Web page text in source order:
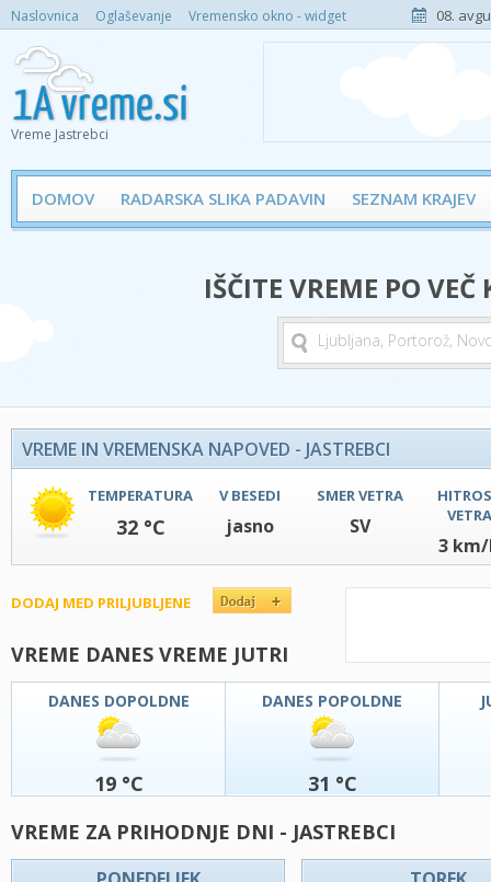
Naslovnica Oglaševanje Vremensko okno - widget 08.
Vreme Jastrebci
DOMOV RADARSKA SLIKA PADAVIN SEZNAM KRAJEV
IŠČITE VREME PO
VREME IN VREMENSKA NAPOVED - JASTREBCI
TEMPERATURA
32 °C
V BESEDI
jasno
SMER VETRA
SV
VETRA
3
DODAJ MED PRILJUBLJENE
VREME DANES VREME JUTRI
DANES DOPOLDNE
19 °C
DANES POPOLDNE
31 °C
VREME ZA PRIHODNJE DNI - JASTREBCI